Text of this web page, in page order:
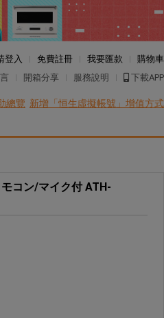
登入 免費註冊 我要匯款
購物車
開箱分享 服務說明 下載APP
總覽 新增「恒生虛擬帳號」增值方式
コン/マイク付 ATH-